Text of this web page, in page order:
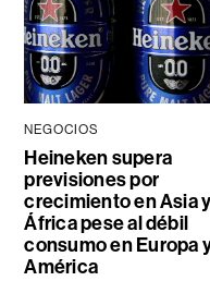
NEGOCIOS
Heineken supera
previsiones por
crecimiento en Asia y
África pese al débil
consumo en Europa
América